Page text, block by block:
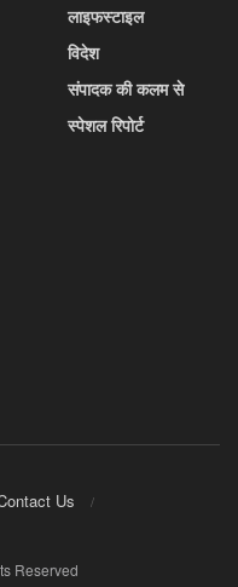
लाइफस्टाइल
विदेश
संपादक की कलम से
स्पेशल रिपोर्ट
Us
Reserved